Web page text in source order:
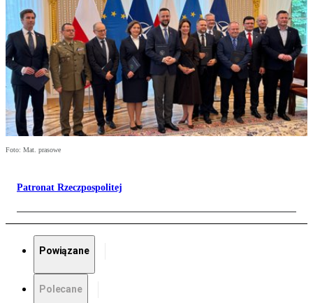
Foto: Mat. prasowe
Patronat Rzeczpospolitej
Powiązane
Polecane